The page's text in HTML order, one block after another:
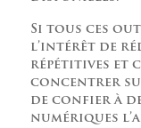
Si tous ces
l’intérêt de
répétitives et
concentrer
de confier à
numériques